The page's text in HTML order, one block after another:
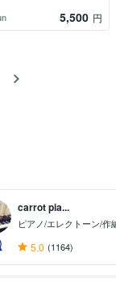
5,500 円
carrot pia...
ピアノ/エレクトーン/作
5.0 (1164)